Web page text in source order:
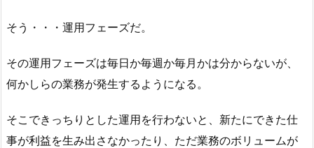
そう・・・運用フェーズだ。
その運用フェーズは毎日か毎週か毎月かは分からないが、
何かしらの業務が発生するようになる。
そこできっちりとした運用を行わないと、新たにできた仕
事が利益を生み出さなかったり、ただ業務のボリュームが